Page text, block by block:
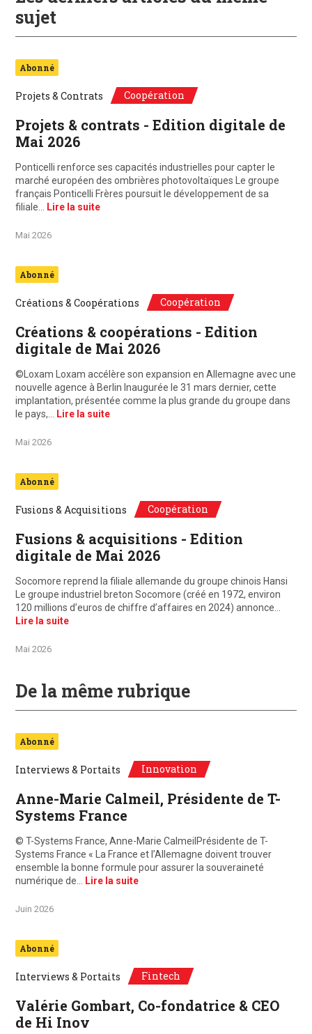
sujet
Abonné
Projets & Contrats Coopération
Projets & contrats - Edition digitale de
Mai 2026
Ponticelli renforce ses capacités industrielles pour capter le
marché européen des ombrières photovoltaïques Le groupe
français Ponticelli Frères poursuit le développement de sa
filiale… Lire la suite
Mai 2026
Abonné
Créations & Coopérations Coopération
Créations & coopérations - Edition
digitale de Mai 2026
©Loxam Loxam accélère son expansion en Allemagne avec une
nouvelle agence à Berlin Inaugurée le 31 mars dernier, cette
implantation, présentée comme la plus grande du groupe dans
le pays,… Lire la suite
Mai 2026
Abonné
Fusions & Acquisitions Coopération
Fusions & acquisitions - Edition
digitale de Mai 2026
Socomore reprend la filiale allemande du groupe chinois Hansi
Le groupe industriel breton Socomore (créé en 1972, environ
120 millions d’euros de chiffre d’affaires en 2024) annonce…
Lire la suite
Mai 2026
De la même rubrique
Abonné
Interviews & Portaits Innovation
Anne-Marie Calmeil, Présidente de T-
Systems France
© T-Systems France, Anne-Marie CalmeilPrésidente de T-
Systems France « La France et l’Allemagne doivent trouver
ensemble la bonne formule pour assurer la souveraineté
numérique de… Lire la suite
Juin 2026
Abonné
Interviews & Portaits Fintech
Valérie Gombart, Co-fondatrice & CEO
de Hi Inov